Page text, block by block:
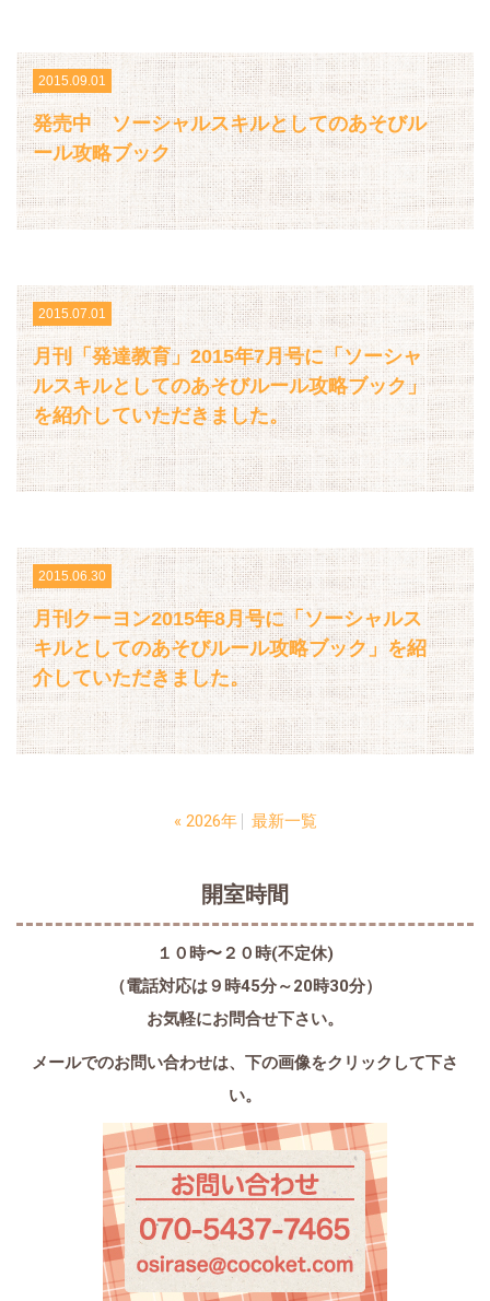
2015.09.01
発売中 ソーシャルスキルとしてのあそびル
ール攻略ブック
2015.07.01
月刊「発達教育」2015年7月号に「ソーシャ
ルスキルとしてのあそびルール攻略ブック」
を紹介していただきました。
2015.06.30
月刊クーヨン2015年8月号に「ソーシャルス
キルとしてのあそびルール攻略ブック」を紹
介していただきました。
« 2026年 最新一覧
開室時間
１０時〜２０時(不定休)
（電話対応は９時45分～20時30分）
お気軽にお問合せ下さい。
メールでのお問い合わせは、 下の画像をクリックして下さ
い。